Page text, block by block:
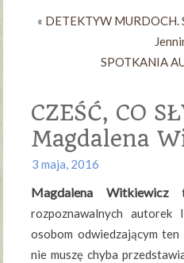
« DETEKTYW MURDOCH.
SPOTKANIA
CZEŚĆ, CO
Magdalena
3 maja, 2016
Magdalena Witkiewicz
rozpoznawalnych
osobom odwiedzającym
nie muszę chyba